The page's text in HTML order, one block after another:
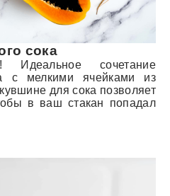
сока
сочетание
с мелкими ячейками из
для сока позволяет
в ваш стакан попадал